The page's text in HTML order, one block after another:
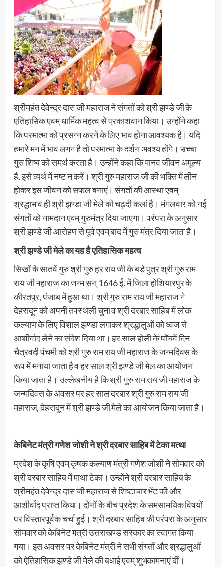
श्रीमहंत देवेन्द्र दास जी महाराज ने संगतों को श्री झण्डे जी के
एतिहासिक एवम् धार्मिक महत्व से प्रकाशवान किया। उन्होंने कहा
कि परमात्मा को प्रसन्न करने के लिए भाव होना आवश्यक है। यदि
हमारे मन में भाव लगन है तो परमात्मा के दर्शन अवश्य होंगे। सच्चा
गुरु शिष्य को समर्थ करता है। उन्होंने कहा कि मानव जीवन अमूल्य
है, इसे व्यर्थ में नष्ट न करें। श्री गुरु महाराज जी की भक्ति में लीन
होकर इस जीवन को सफल बनाएं। संगतों की आस्था एवम्
श्रद्धाभाव ही श्री झण्डा जी मेले की चढ़दी कलां है। मंगलवार को नई
संगतों को नामदान एवम् गुरुमंत्र दिया जाएगा। परंपरा के अनुसार
श्री झण्डे जी आरोहण से पूर्व एवम् बाद में गुरु मंत्र दिया जाता है।
श्री झण्डे जी मेले का यह है एतिहासिक महत्व
सिखों के सातवें गुरु श्री गुरु हर राय जी के बड़े पुत्र श्री गुरु राम
राय जी महाराज का जन्म सन् 1646 ई. में जिला होशियारपुर के
कीरतपुर, पंजाब में हुआ था। श्री गुरु राम राय जी महाराज ने
देहरादून को अपनी तपस्थली चुना व श्री दरबार साहिब में लोक
कल्याण के लिए विशाल झण्डा लगाकर श्रद्धालुओं को ध्वज से
आशीर्वाद लेने का संदेश दिया था। हर साल होली के पाॅचवें दिन
चैत्रवदी पंचमी को श्री गुरु राम राय जी महाराज के जन्मदिवस के
रूप में मनाया जाता है व हर साल श्री झण्डे जी मेल का आयोजन
किया जाता है। उल्लेखनीय है कि श्री गुरु राम राय जी महाराज के
जन्मदिवस के अवसर पर हर साल दरबार श्री गुरु राम राय जी
महाराज, देहरादून में श्री झण्डे जी मेले का आयोजन किया जाता है।
केबिनेट मंत्री गणेश जोशी नेश्री दरबार साहिब में टेका मत्था
प्रदेश के कृषि एवम् कृषक कल्याण मंत्री गणेश जोशी ने सोमवार को
श्री दरबार साहिब में माथा टेका। उन्होंने श्री दरबार साहिब के
श्रीमहंत देवेन्द्र दास जी महाराज से शिष्टाचार भेंट की और
आशीर्वाद प्राप्त किया। दोनों के बीच प्रदेश के समसामयिक विषयों
पर विस्तारपूर्वक चर्चा हुई। श्री दरबार साहिब की परंपरा के अनुसार
सोमवार को केबिनेट मंत्री उत्तराखण्ड सरकार का स्वागत किया
गया। इस अवसर पर केबिनेट मंत्री ने सभी संगतों और श्रद्धालुओं
को ऐतिहासिक झण्डे जी मेले की बधाई एवम् शुभकामनाएं दीं।